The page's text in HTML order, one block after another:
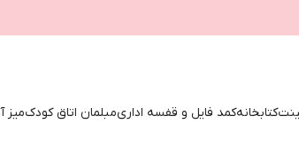
کتابخانهکمد فایل و قفسه اداریمبلمان اتاق کودکمیز